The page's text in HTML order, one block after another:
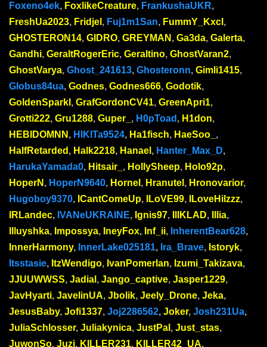
Foxeno4ek, FoxlikeCreature, FrankushaUKR,
FreshUa2023, Fridjel , Fuj1m1San, FummY_Kxcl ,
GHOSTERON14, GIDRO, GREYMAN , Ga3da, Galerta,
Gandhi, GeraltRogerEric, Geraltino, GhostVaran2,
GhostVarya, Ghost_241613, Ghosteronn, Gimli1415,
Globus84ua, Godnes, Godnes666, Godotik,
GoldenSparkl , GrafGordonCV41, GreenApri1,
Grotti222, Gru1288, Guper_ , H0pToad , H1don,
HEBIDOMNN , HIKITa9524, Ha1fisch, HaeSoo_ ,
HalfRetarded , Halk2218, Hanael , Hanter_Max_D,
HarukaYamada0, Hitsair_ , HollySheep, Holo92p,
HoperN , HoperN9640, Hornel , Hranutel , Hronovarior,
Hugoboy9370, ICantComeUp, ILoVE99, ILoveHilzzz,
IRLandec, IVANeUKRAINE, Ignis97, IllKLAD, Illia,
Illuyshka, Impossya, IneyFox, Inf_ii, InherentBear628,
InnerHarmony, InnerLake025181, Ira_Brave, Istoryk,
Itsstasie, ItzWendigo, IvanPomerlan, Izumi_Takizava,
JJUUWWSS, Jadial , Jango_captive, Jasper1229,
JavHyarti, JavelinUA, Jbolik, Jeely_Drone, Jeka,
JesusBaby, Jofi1337, Joj2286562, Joker, Josh231Ua,
JuliaSchlosser, Juliakynica, JustPal , Just_stas,
JuwonSo, Juzi, KILLER231, KILLER42_UA,